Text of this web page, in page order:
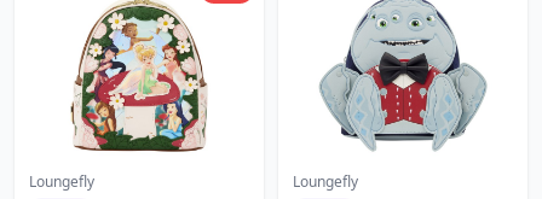
Loungefly
Loungefly